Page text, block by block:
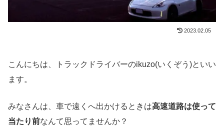
2023.02.05
こんにちは、トラックドライバーのikuzo(いくぞう)といい
ます。
みなさんは、車で遠くへ出かけるときは高速道路は使って
当たり前なんて思ってませんか？